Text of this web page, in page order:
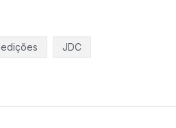
edições JDC